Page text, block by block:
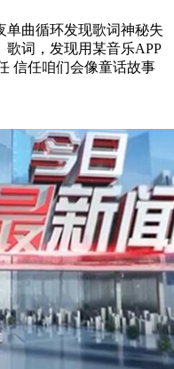
单曲循环发现歌词神秘失
歌词，发现用某音乐APP
信任咱们会像童话故事